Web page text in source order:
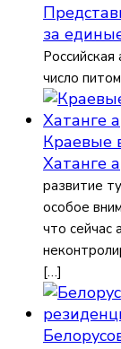
за
число
Краевые
Хатанге
развитие
особое
что сейчас
[…]